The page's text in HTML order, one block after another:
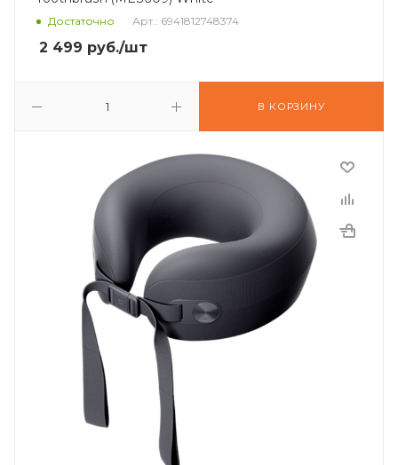
Достаточно Арт.: 6941812748374
2 499 руб./шт
В КОРЗИНУ